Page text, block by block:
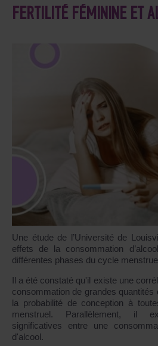
FERTILITÉ FÉMININE ET
Une étude de l’Université de
effets de la consommation
différentes phases du cycle
Il a été constaté qu'il existe une
consommation de grandes quantités
la probabilité de conception à
menstruel. Parallèlement, il
significatives entre une
d'alcool.